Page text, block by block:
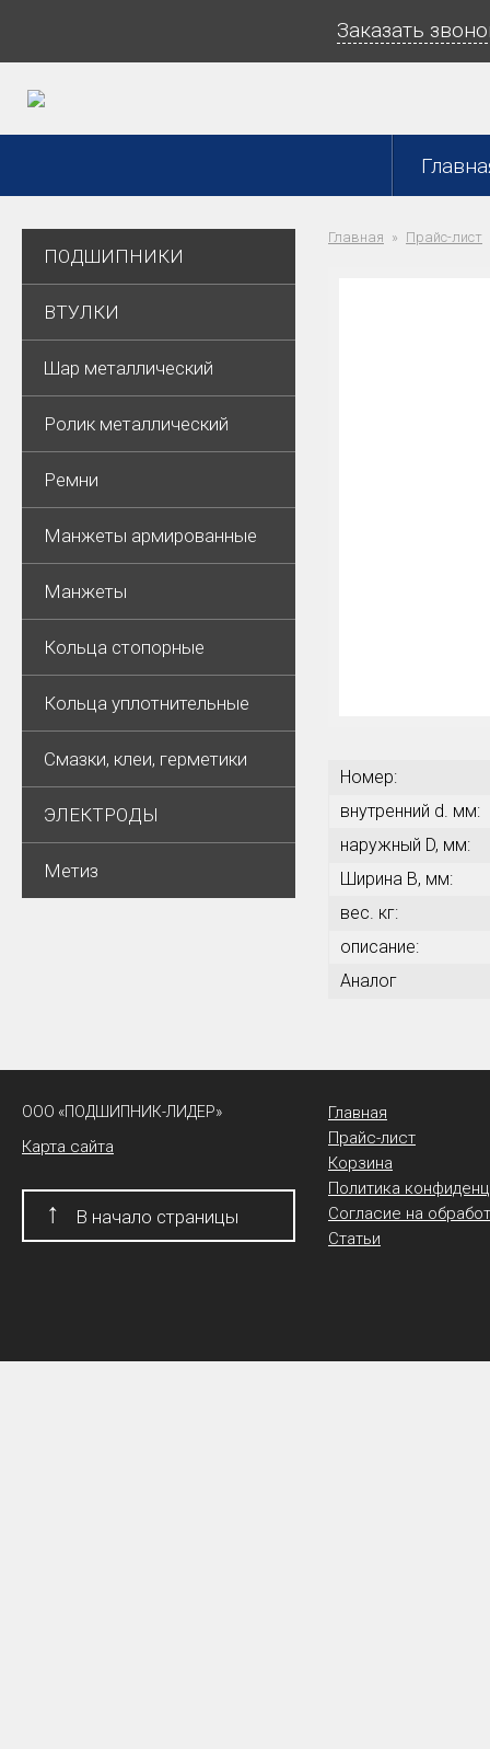
Заказать
ПОДШИПНИКИ
ВТУЛКИ
Шар металлический
Ролик металлический
Ремни
Манжеты армированные
Манжеты
Кольца стопорные
Кольца уплотнительные
Смазки, клеи, герметики
ЭЛЕКТРОДЫ
Метиз
Главная Прайс-лист
Номер:
внутренний d. мм:
наружный D, мм:
Ширина В, мм:
вес. кг:
описание:
Аналог
ООО «ПОДШИПНИК-ЛИДЕР»
Карта сайта
↑ В начало страницы
Главная
Прайс-лист
Корзина
Политика
Согласие на
Статьи